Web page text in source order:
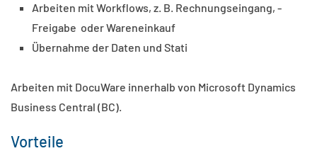
Arbeiten mit Workflows, z. B. Rechnungseingang, -
Freigabe oder Wareneinkauf
Übernahme der Daten und Stati
Arbeiten mit DocuWare innerhalb von Microsoft Dynamics
Business Central (BC).
Vorteile